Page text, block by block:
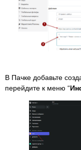
В Пачке добавьте
перейдите к меню “